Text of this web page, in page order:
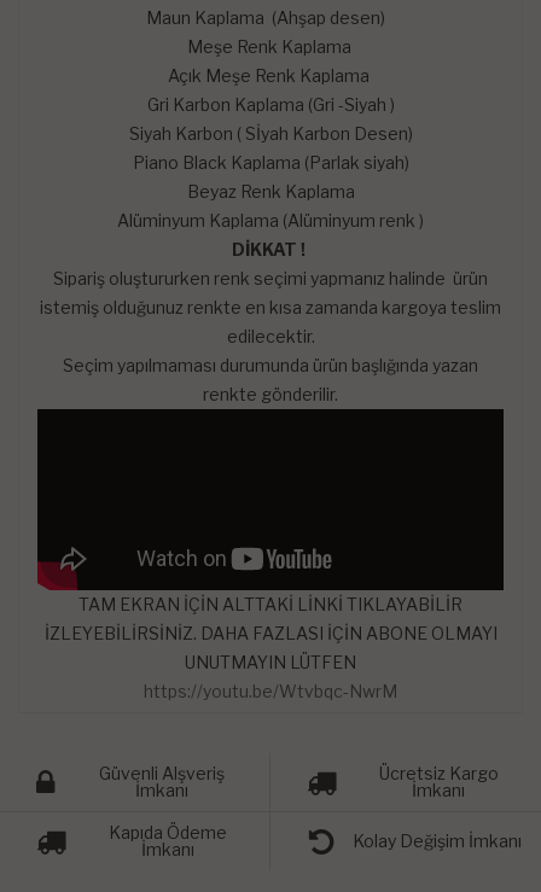
Maun Kaplama (Ahşap desen)
Meşe Renk Kaplama
Açık Meşe Renk Kaplama
Gri Karbon Kaplama (Gri -Siyah )
Siyah Karbon ( Sİyah Karbon Desen)
Piano Black Kaplama (Parlak siyah)
Beyaz Renk Kaplama
Alüminyum Kaplama (Alüminyum renk )
DİKKAT !
Sipariş oluştururken renk seçimi yapmanız halinde ürün
istemiş olduğunuz renkte en kısa zamanda kargoya teslim
edilecektir.
Seçim yapılmaması durumunda ürün başlığında yazan
renkte gönderilir.
TAM EKRAN İÇİN ALTTAKİ LİNKİ TIKLAYABİLİR
İZLEYEBİLİRSİNİZ. DAHA FAZLASI İÇİN ABONE OLMAYI
UNUTMAYIN LÜTFEN
https://youtu.be/Wtvbqc-NwrM
Güvenli Alşveriş
İmkanı
Ücretsiz Kargo
İmkanı
Kapıda Ödeme
İmkanı
Kolay Değişim İmkanı